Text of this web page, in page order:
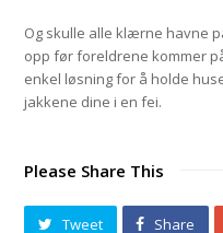
Og skulle alle klærne havne
opp før foreldrene kommer
enkel løsning for å holde
jakkene dine i en fei.
Please Share This
Tweet Share